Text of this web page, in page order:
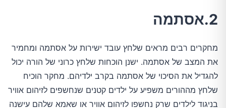
2.אסתמה
מחקרים רבים מראים שלחץ עובד ישירות על אסתמה ומחמיר
את המצב של אסתמה. ישנן הוכחות שלחץ כרוני של הורה יכול
להגדיל את הסיכוי של אסתמה בקרב ילדיהם. מחקר הוכיח
שלחץ מההורים משפיע על ילדים קטנים שנחשפים לזיהום אוויר
בניגוד לילדים שרק נחשפו לזיהום אוויר או שאמא שלהם עישנה